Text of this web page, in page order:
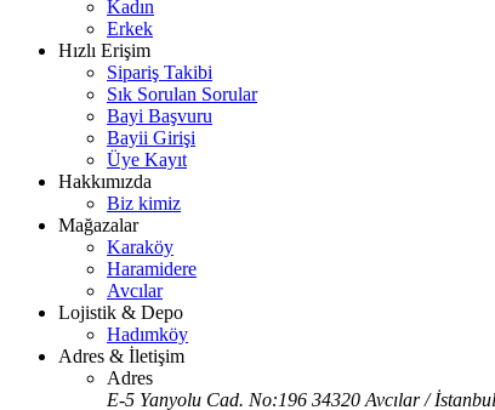
Kadın
Erkek
Hızlı Erişim
Sipariş Takibi
Sık Sorulan Sorular
Bayi Başvuru
Bayii Girişi
Üye Kayıt
Hakkımızda
Biz kimiz
Mağazalar
Karaköy
Haramidere
Avcılar
Lojistik & Depo
Hadımköy
Adres & İletişim
Adres
E-5 Yanyolu Cad. No:196 34320 Avcılar / İstanbul